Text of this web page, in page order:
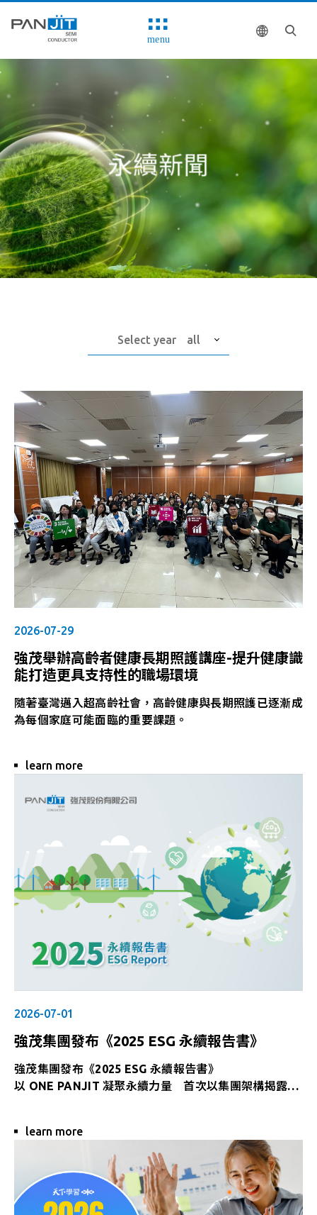
menu
永續新聞
Select year all
2026-07-29
強茂舉辦高齡者健康長期照護講座-提升健康識
能打造更具支持性的職場環境
隨著臺灣邁入超高齡社會，高齡健康與長期照護已逐漸成
為每個家庭可能面臨的重要課題。
learn more
2026-07-01
強茂集團發布《2025 ESG 永續報告書》
強茂集團發布《2025 ESG 永續報告書》
以 ONE PANJIT 凝聚永續力量 首次以集團架構揭露永
集團正式發布《2025 ESG 永續報告書》，首次以集團架
構完整揭露永續資訊，整合強茂股份有限公司、強茂無錫
及璟茂科技於環境（Environmental）、社會
（Social）及公司治理（Governance）三大面向的管理
成果與實踐進程，展現集團持續深化永續治理、強化跨據
learn more